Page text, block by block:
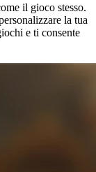
il gioco stesso.
la tua
e ti consente